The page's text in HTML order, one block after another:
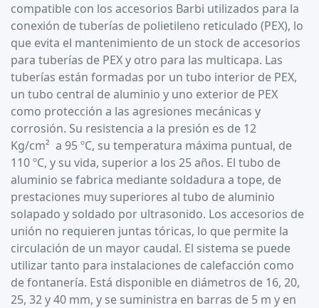
compatible con los accesorios Barbi utilizados para la
conexión de tuberías de polietileno reticulado (PEX), lo
que evita el mantenimiento de un stock de accesorios
para tuberías de PEX y otro para las multicapa. Las
tuberías están formadas por un tubo interior de PEX,
un tubo central de aluminio y uno exterior de PEX
como protección a las agresiones mecánicas y
corrosión. Su resistencia a la presión es de 12
Kg/cm² a 95 ºC, su temperatura máxima puntual, de
110 ºC, y su vida, superior a los 25 años. El tubo de
aluminio se fabrica mediante soldadura a tope, de
prestaciones muy superiores al tubo de aluminio
solapado y soldado por ultrasonido. Los accesorios de
unión no requieren juntas tóricas, lo que permite la
circulación de un mayor caudal. El sistema se puede
utilizar tanto para instalaciones de calefacción como
de fontanería. Está disponible en diámetros de 16, 20,
25, 32 y 40 mm, y se suministra en barras de 5 m y en